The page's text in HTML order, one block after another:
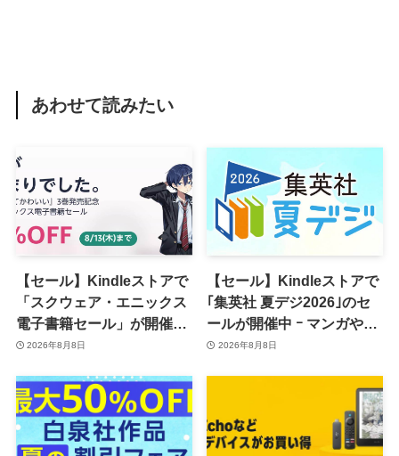
あわせて読みたい
【セール】Kindleストアで
「スクウェア・エニックス
電子書籍セール」が開催中
ｰ コミックやゲーム関連書
2026年8月8日
【セール】Kindleストアで
｢集英社 夏デジ2026｣のセ
ールが開催中 ｰ マンガや写
真集など1,000冊以上が
2026年8月8日